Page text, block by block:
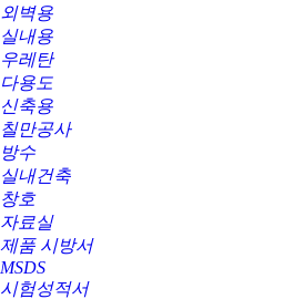
외벽용
실내용
우레탄
다용도
신축용
칠만공사
방수
실내건축
창호
자료실
제품 시방서
MSDS
시험성적서